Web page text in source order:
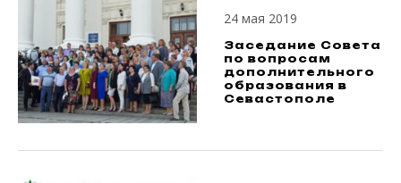
24 мая 2019
Заседание Совета
по вопросам
дополнительного
образования в
Севастополе